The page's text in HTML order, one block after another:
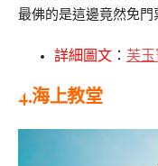
最佛的是這邊竟然免門
詳細圖文 ： 芙
4.海上教堂